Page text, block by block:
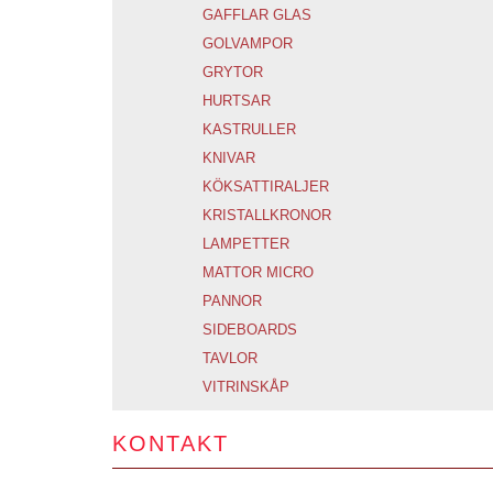
GAFFLAR GLAS
GOLVAMPOR
GRYTOR
HURTSAR
KASTRULLER
KNIVAR
KÖKSATTIRALJER
KRISTALLKRONOR
LAMPETTER
MATTOR MICRO
PANNOR
SIDEBOARDS
TAVLOR
VITRINSKÅP
KONTAKT